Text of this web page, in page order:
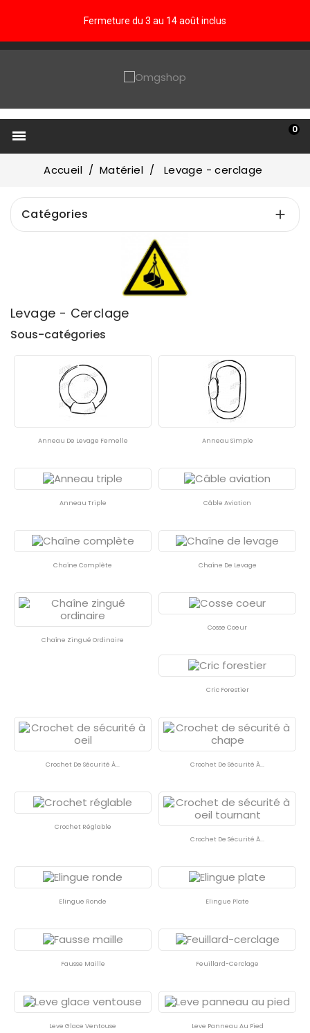
Fermeture du 3 au 14 août inclus
 0
Accueil Matériel Levage - cerclage
Prix
En Stock
Catégories 
Levage - Cerclage
Sous-catégories
Anneau De Levage Femelle Anneau Simple
Anneau Triple Câble Aviation
Chaîne Complète Chaîne De Levage
Chaîne Zingué Ordinaire
Cosse Coeur
Cric Forestier
Crochet De Sécurité À... Crochet De Sécurité À...
Crochet Réglable
Crochet De Sécurité À...
Elingue Ronde Elingue Plate
Fausse Maille Feuillard-Cerclage
Leve Glace Ventouse Leve Panneau Au Pied